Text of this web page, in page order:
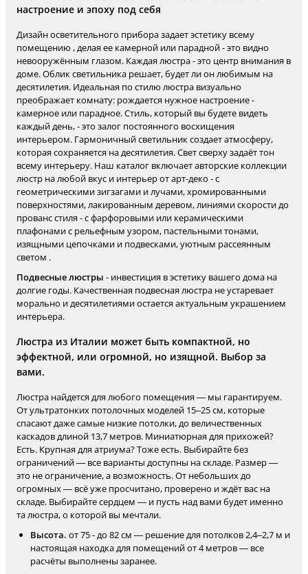
настроение и эпоху под себя
Дизайн осветительного прибора задает эстетику всему
помещению , делая ее камерной или парадной - это видно
невооружённым глазом. Каждая люстра - это центр внимания в
доме. Облик светильника решает, будет ли он любимым на
десятилетия. Идеальная по стилю люстра визуально
преображает комнату: рождается нужное настроение -
камерное или парадное. Стиль, который вы будете видеть
каждый день, - это залог постоянного восхищения
интерьером. Гармоничный светильник создает атмосферу,
которая сохраняется на десятилетия. Свет сверху задаёт тон
всему интерьеру. Наш каталог включает авторские коллекции
люстр на любой вкус и интерьер от арт-деко - с
геометрическими зигзагами и лучами, хромированными
поверхностями, лакированным деревом, линиями скорости до
прованс стиля - с фарфоровыми или керамическими
плафонами с рельефным узором, пастельными тонами,
изящными цепочками и подвесками, уютным рассеянным
светом .
Подвесные люстры - инвестиция в эстетику вашего дома на
долгие годы. Качественная подвесная люстра не устаревает
морально и десятилетиями остается актуальным украшением
интерьера.
Люстра из Италии может быть компактной, но
эффектной, или огромной, но изящной. Выбор за
вами.
Люстра найдется для любого помещения — мы гарантируем.
От ультратонких потолочных моделей 15–25 см, которые
спасают даже самые низкие потолки, до величественных
каскадов длиной 13,7 метров. Миниатюрная для прихожей?
Есть. Крупная для атриума? Тоже есть. Выбирайте без
ограничений — все варианты доступны на складе. Размер —
это не ограничение, а возможность. От небольших до
огромных — всё уже просчитано, проверено и ждёт вас на
складе. Выбирайте сердцем — и пусть над вами будет именно
та люстра, о которой вы мечтали.
Высота. от 75 - до 82 см — решение для потолков 2,4–2,7 м и
настоящая находка для помещений от 4 метров — все
расчёты выполнены заранее.